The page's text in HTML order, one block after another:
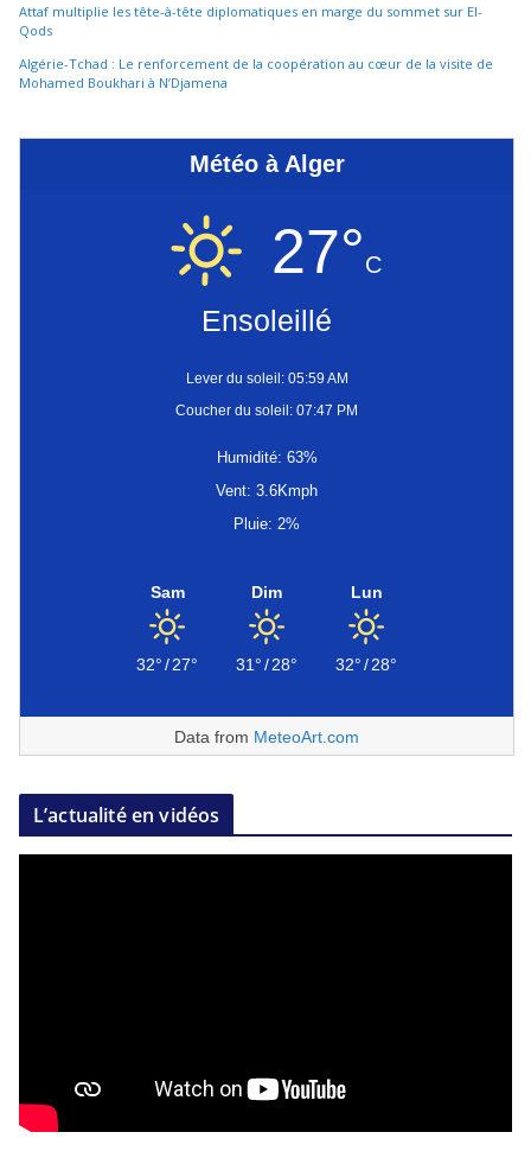
Attaf multiplie les tête-à-tête diplomatiques en marge du sommet sur El-
Qods
Algérie-Tchad : Le renforcement de la coopération au cœur de la visite de
Mohamed Boukhari à N’Djamena
Météo à Alger
27°C
Ensoleillé
Lever du soleil: 05:59 AM
Coucher du soleil: 07:47 PM
Humidité: 63%
Vent: 3.6Kmph
Pluie: 2%
Sam
32°/27°
Dim
31°/28°
Lun
32°/28°
Data from MeteoArt.com
L’actualité en vidéos